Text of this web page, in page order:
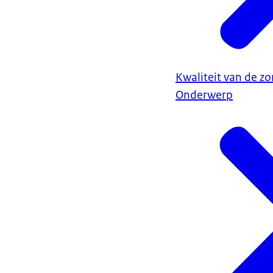
Kwaliteit van de
Onderwerp